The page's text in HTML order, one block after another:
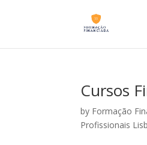
Cursos
by Formação
Profissionais